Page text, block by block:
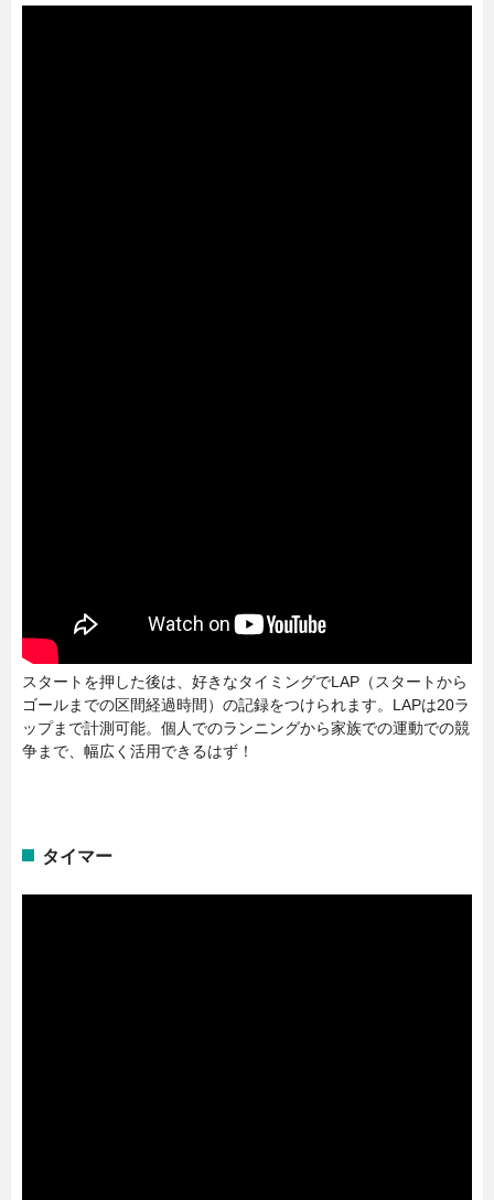
スタートを押した後は、好きなタイミングでLAP（スタートから
ゴールまでの区間経過時間）の記録をつけられます。LAPは20ラ
ップまで計測可能。個人でのランニングから家族での運動での競
争まで、幅広く活用できるはず！
タイマー